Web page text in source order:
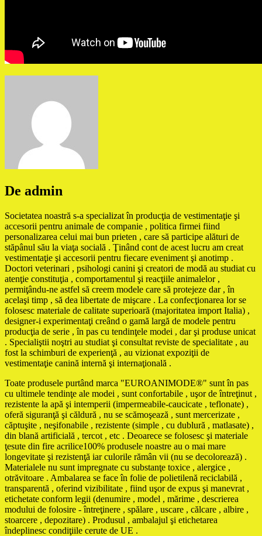
De admin
Societatea noastră s-a specializat în producţia de vestimentaţie şi
accesorii pentru animale de companie , politica firmei fiind
personalizarea celui mai bun prieten , care să participe alături de
stăpânul său la viaţa socială . Ţinând cont de acest lucru am creat
vestimentaţie şi accesorii pentru fiecare eveniment şi anotimp .
Doctori veterinari , psihologi canini şi creatori de modă au studiat cu
atenţie constituţia , comportamentul şi reacţiile animalelor ,
permiţându-ne astfel să creem modele care să protejeze dar , în
acelaşi timp , să dea libertate de mişcare . La confecţionarea lor se
folosesc materiale de calitate superioară (majoritatea import Italia) ,
designer-i experimentaţi creând o gamă largă de modele pentru
producţia de serie , în pas cu tendinţele modei , dar şi produse unicat
. Specialiştii noştri au studiat şi consultat reviste de specialitate , au
fost la schimburi de experienţă , au vizionat expoziţii de
vestimentaţie canină internă şi internaţională .
Toate produsele purtând marca "EUROANIMODE®" sunt în pas
cu ultimele tendinţe ale modei , sunt confortabile , uşor de întreţinut ,
rezistente la apă şi intemperii (impermeabile-caucicate , teflonate) ,
oferă siguranţă şi căldură , nu se scămoşează , sunt mercerizate ,
căptuşite , neşifonabile , rezistente (simple , cu dublură , matlasate) ,
din blană artificială , tercot , etc . Deoarece se folosesc şi materiale
ţesute din fire acrilice100% produsele noastre au o mai mare
longevitate şi rezistenţă iar culorile rămân vii (nu se decolorează) .
Materialele nu sunt impregnate cu substanţe toxice , alergice ,
otrăvitoare . Ambalarea se face în folie de polietilenă reciclabilă ,
transparentă , oferind vizibilitate , fiind uşor de expus şi manevrat ,
etichetate conform legii (denumire , model , mărime , descrierea
modului de folosire - întreţinere , spălare , uscare , călcare , albire ,
stoarcere , depozitare) . Produsul , ambalajul şi etichetarea
îndeplinesc condiţiile cerute de UE .